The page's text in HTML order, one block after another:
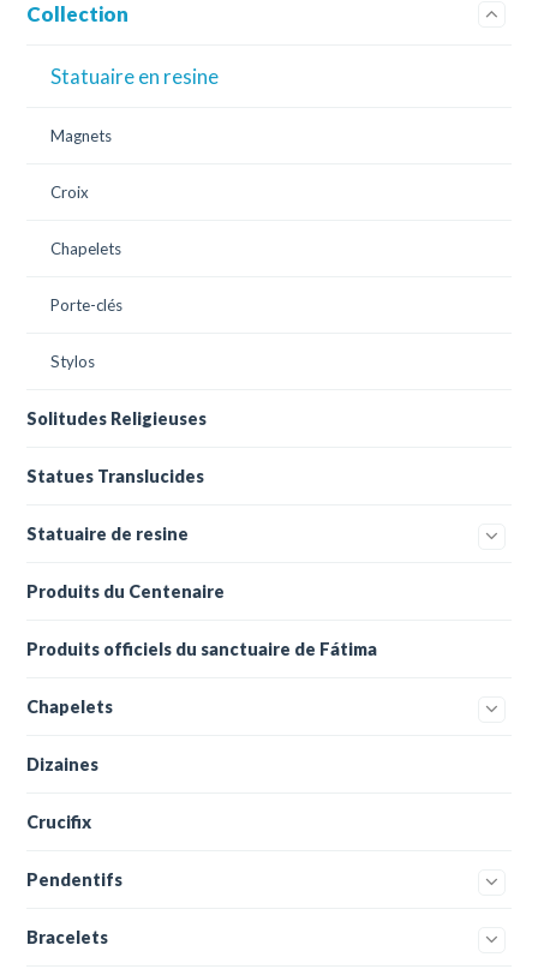
Collection
Statuaire en resine
Magnets
Croix
Chapelets
Porte-clés
Stylos
Solitudes Religieuses
Statues Translucides
Statuaire de resine
Produits du Centenaire
Produits officiels du sanctuaire de Fátima
Chapelets
Dizaines
Crucifix
Pendentifs
Bracelets